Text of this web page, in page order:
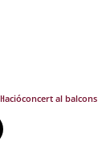
concert al balcons